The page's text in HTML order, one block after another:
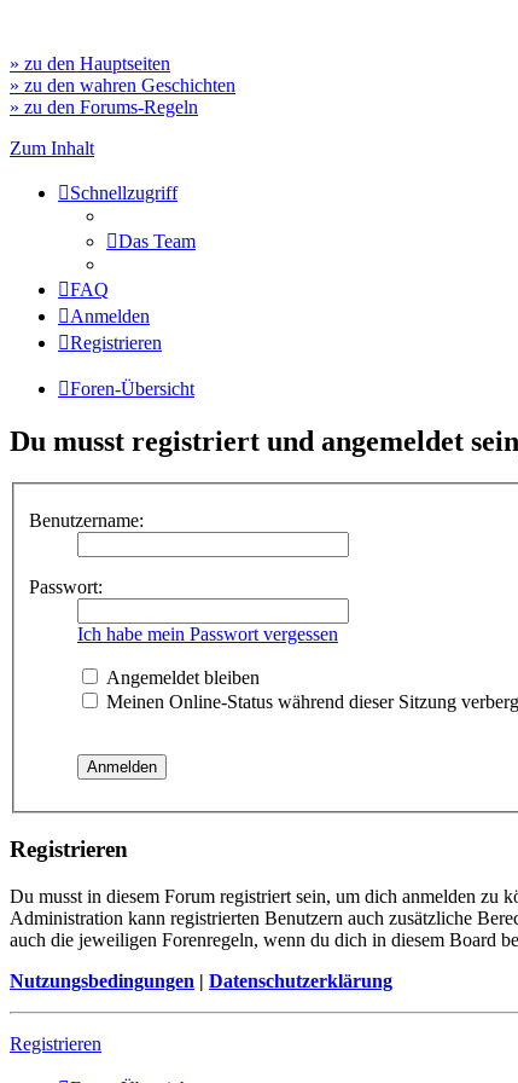
» zu den Hauptseiten
» zu den wahren Geschichten
» zu den Forums-Regeln
Zum Inhalt
Schnellzugriff
Das Team
FAQ
Anmelden
Registrieren
Foren-Übersicht
Du musst registriert und angemeldet
Benutzername:
Passwort:
Ich habe mein Passwort vergessen
Angemeldet bleiben
Meinen Online-Status während dieser Sitzung
Registrieren
Du musst in diesem Forum registriert sein, um dich anmelden
Administration kann registrierten Benutzern auch zusätzliche
auch die jeweiligen Forenregeln, wenn du dich in diesem Board
Nutzungsbedingungen | Datenschutzerklärung
Registrieren